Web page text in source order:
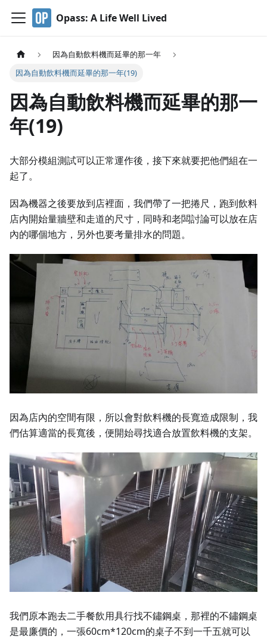
Opass: A Life Well Lived
因為自動飲料機而延畢的那一年
因為自動飲料機而延畢的那一年(19)
因為自動飲料機而延畢的那一
年(19)
大部分模組測試可以正常運作後，接下來就要把他們組在一
起了。
因為機器之後要放到店裡面，我們帶了一把捲尺，跑到飲料
店內開始量牆壁和走道的尺寸，同時和老闆討論可以放在店
內的哪個地方，另外也要考量排水的問題。
因為店內的空間有限，所以會對飲料機的長寬造成限制，我
們估算適當的長寬後，便開始尋找適合放置飲料機的支架。
我們原本跑去二手餐飲用具行找不鏽鋼桌，那裡的不鏽鋼桌
是最廉價的，一張60cm*120cm的桌子不到一千五就可以